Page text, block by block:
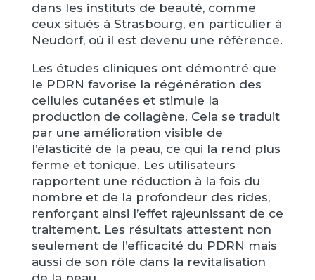
dans les instituts de beauté, comme
ceux situés à Strasbourg, en particulier à
Neudorf, où il est devenu une référence.
Les études cliniques ont démontré que
le PDRN favorise la régénération des
cellules cutanées et stimule la
production de collagène. Cela se traduit
par une amélioration visible de
l’élasticité de la peau, ce qui la rend plus
ferme et tonique. Les utilisateurs
rapportent une réduction à la fois du
nombre et de la profondeur des rides,
renforçant ainsi l’effet rajeunissant de ce
traitement. Les résultats attestent non
seulement de l’efficacité du PDRN mais
aussi de son rôle dans la revitalisation